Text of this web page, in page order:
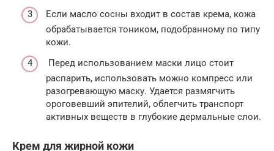
Если масло сосны входит в состав крема, кожа
обрабатывается тоником, подобранному по типу
кожи.
Перед использованием маски лицо стоит
распарить, использовать можно компресс или
разогревающую маску. Удается размягчить
ороговевший эпителий, облегчить транспорт
активных веществ в глубокие дермальные слои.
Крем для жирной кожи